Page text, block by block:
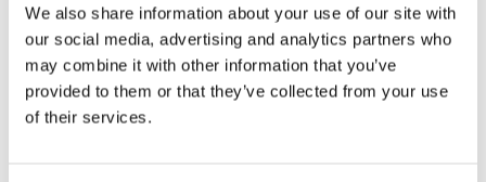
We also share information about your use of our site with
our social media, advertising and analytics partners who
may combine it with other information that you’ve
provided to them or that they’ve collected from your use
of their services.
FOLK/FÖRETAG
SAN-priset 2018 till